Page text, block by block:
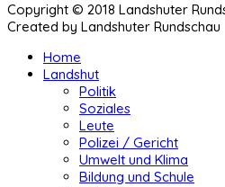
Copyright © 2018 Landshuter
Created by Landshuter Rundschau
Home
Landshut
Politik
Soziales
Leute
Polizei / Gericht
Umwelt und Klima
Bildung und Schule